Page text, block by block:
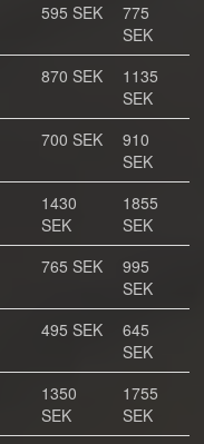
595 SEK
775
SEK
870 SEK
1135
SEK
700 SEK
910
SEK
1430
SEK
1855
SEK
765 SEK
995
SEK
495 SEK
645
SEK
1350
SEK
1755
SEK